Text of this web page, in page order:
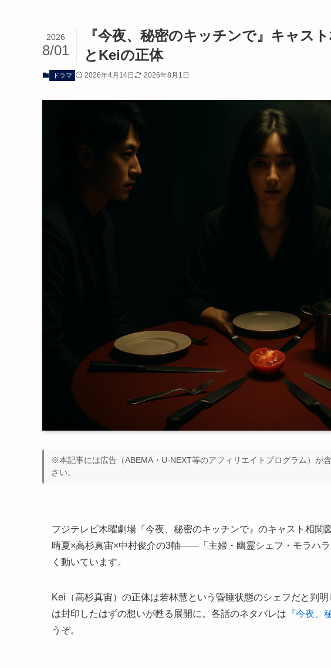
『今夜、秘密のキッチンで』キャス
とKeiの正体
2026
8/01
ドラマ 2026年4月14日 2026年8月1日
※本記事には広告（ABEMA・U-NEXT等のアフィリエイトプログラム）が
さい。
フジテレビ木曜劇場『今夜、秘密のキッチンで』のキャスト相関
晴夏×高杉真宙×中村俊介の3軸——「主婦・幽霊シェフ・モラハ
く動いています。
Kei（高杉真宙）の正体は若林慧という昏睡状態のシェフだと判
は封印したはずの想いが甦る展開に。各話のネタバレは 『今夜、
うぞ。